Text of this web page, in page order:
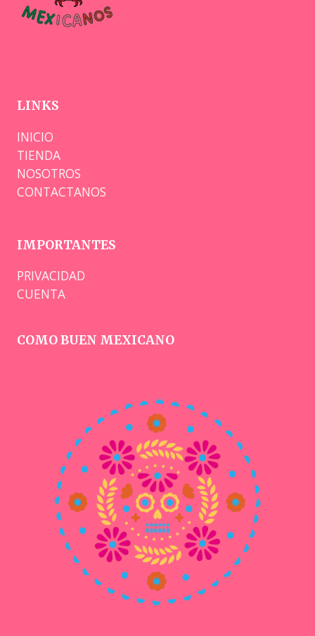
LINKS
INICIO
TIENDA
NOSOTROS
CONTACTANOS
IMPORTANTES
PRIVACIDAD
CUENTA
COMO BUEN MEXICANO